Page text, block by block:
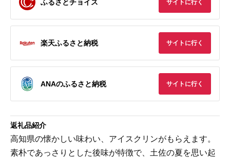
ふるさとチョイス サイトに行く
楽天ふるさと納税 サイトに行く
ANAのふるさと納税 サイトに行く
返礼品紹介
高知県の懐かしい味わい、アイスクリンがもらえます。
素朴であっさりとした後味が特徴で、土佐の夏を思い起